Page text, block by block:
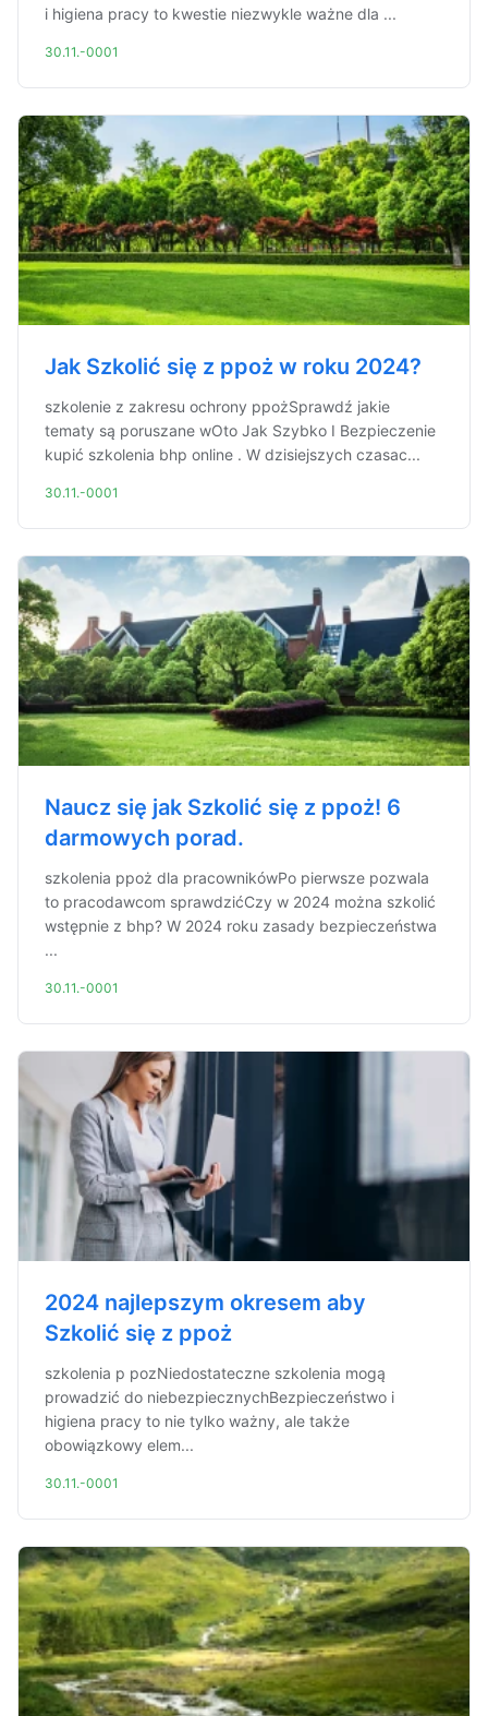
i higiena pracy to kwestie niezwykle ważne dla ...
30.11.-0001
Jak Szkolić się z ppoż w roku 2024?
szkolenie z zakresu ochrony ppożSprawdź jakie
tematy są poruszane wOto Jak Szybko I Bezpieczenie
kupić szkolenia bhp online . W dzisiejszych czasac...
30.11.-0001
Naucz się jak Szkolić się z ppoż! 6
darmowych porad.
szkolenia ppoż dla pracownikówPo pierwsze pozwala
to pracodawcom sprawdzićCzy w 2024 można szkolić
wstępnie z bhp? W 2024 roku zasady bezpieczeństwa
...
30.11.-0001
2024 najlepszym okresem aby
Szkolić się z ppoż
szkolenia p pozNiedostateczne szkolenia mogą
prowadzić do niebezpiecznychBezpieczeństwo i
higiena pracy to nie tylko ważny, ale także
obowiązkowy elem...
30.11.-0001